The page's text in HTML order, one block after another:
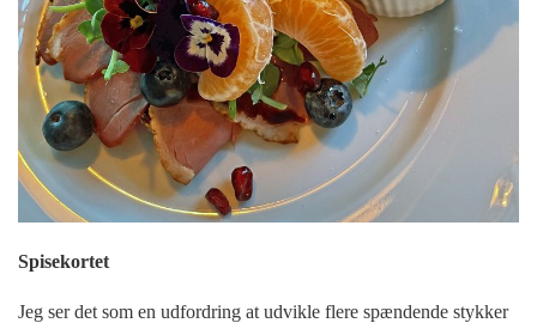
Spisekortet
Jeg ser det som en udfordring at udvikle flere spændende stykker